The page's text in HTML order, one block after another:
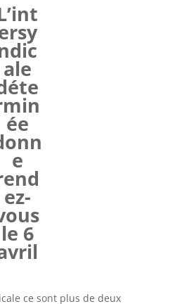
ale
ée
e
ez-
le 6
ce sont plus de deux